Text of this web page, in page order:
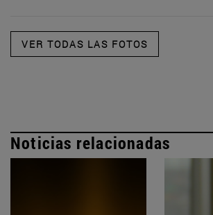
VER TODAS LAS FOTOS
Noticias relacionadas